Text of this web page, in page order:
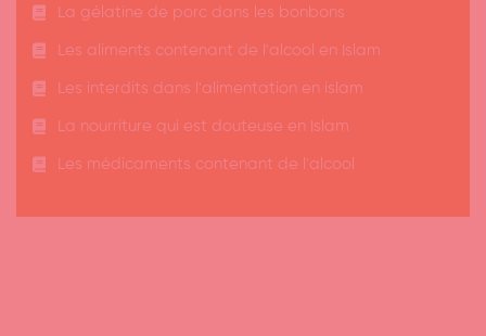
La gélatine de porc dans les bonbons
Les aliments contenant de l'alcool en Islam
Les interdits dans l'alimentation en islam
La nourriture qui est douteuse en Islam
Les médicaments contenant de l'alcool